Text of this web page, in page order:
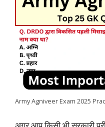
Army Agniveer Exam 2025